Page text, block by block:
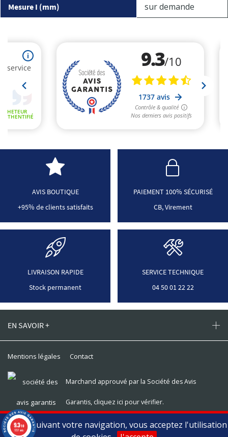
En poursuivant votre navigation, vous acceptez l'utilisation
Mesure I (mm) sur demande
AVIS BOUTIQUE
+95% de clients satisfaits
PAIEMENT 100% SÉCURISÉ
CB, Virement
LIVRAISON RAPIDE
Stock permanent
SERVICE TECHNIQUE
04 50 01 22 22
EN SAVOIR +
Mentions légales Contact
Marchand approuvé par la Société des Avis
Garantis, cliquez ici pour vérifier.
Toomat © 2026, tous droits réservés
9.3/10
1737 avis